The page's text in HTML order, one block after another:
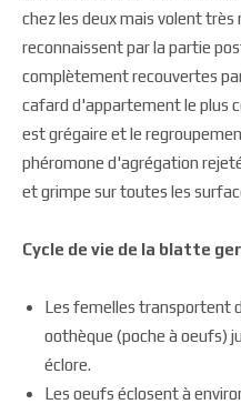
chez les deux mais volent très
reconnaissent par la partie
complètement recouvertes
cafard d'appartement le plus
est grégaire et le
phéromone d'agrégation
et grimpe sur toutes les
Cycle de vie de la blatte
Les femelles transportent
oothèque (poche à oeufs)
éclore.
Les oeufs éclosent à